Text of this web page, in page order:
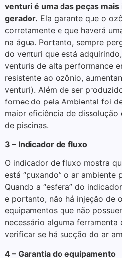
venturi é uma das peças
gerador. Ela garante que o
corretamente e que haverá
na água. Portanto, sempre
do venturi que está
venturis de alta performance
resistente ao ozônio,
venturi). Além de ser
fornecido pela Ambiental foi
maior eficiência de
de piscinas.
3 – Indicador de fluxo
O indicador de fluxo mostra
está “puxando” o ar ambiente
Quando a “esfera” do
e portanto, não há injeção de
equipamentos que não
necessário alguma ferramenta
verificar se há sucção do ar
4 – Garantia do equipamento